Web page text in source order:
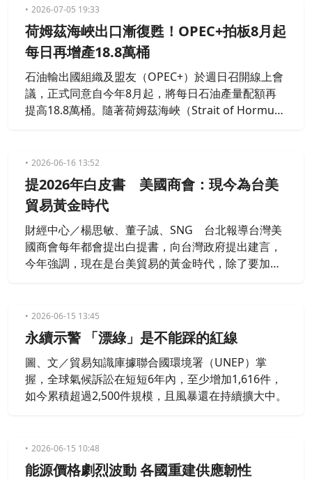
2026-07-05 19:33
荷姆茲海峽出口漸復甦！OPEC+拍板8月起
每日再增產18.8萬桶
石油輸出國組織及盟友（OPEC+）於週日召開線上會
議，正式同意自今年8月起，將每日石油產量配額再
提高18.8萬桶。隨著荷姆茲海峽（Strait of Hormu
2026-06-16 13:52
提2026年白皮書 美國商會：現今為台美
貿易黃金時代
財經中心／楊思敏、董子誠、SNG 台北報導台灣美
國商會每年都會提出白提書，向台灣政府提出建言，
今年強調，現在是台美貿易的黃金時代，除了要加強
台美企業都能加大投資。
2026-06-15 13:45
永續示警 「漂綠」是不能踩的紅線
圖、文／貿易知識庫據聯合國環境署（UNEP）掌
握，全球氣候訴訟在短短6年內，至少增加1,616件，
如今累積超過2,500件規模，且風暴還在持續擴大中。
2026-06-15 10:48
能源價格劇烈波動 各國重建供應韌性